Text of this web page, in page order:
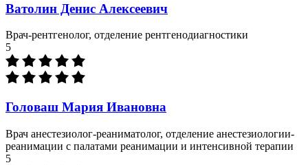
Ватолин Денис Алексеевич
Врач-рентгенолог, отделение рентгенодиагностики
5
Головаш Мария Ивановна
Врач анестезиолог-реаниматолог, отделение анестезиологии-
реанимации с палатами реанимации и интенсивной терапии
5